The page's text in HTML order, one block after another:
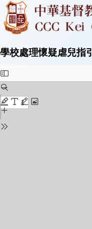
學校處理懷疑虐兒指引